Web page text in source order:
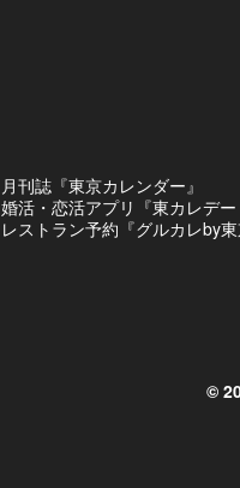
月刊誌『東京カレンダー』
婚活・恋活アプリ『東カレデー
レストラン予約『グルカレby東
©